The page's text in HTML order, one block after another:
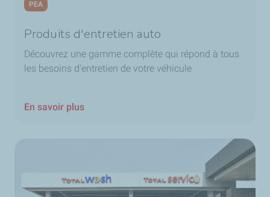
PEA
Produits d'entretien auto
Découvrez une gamme complète qui répond à tous
les besoins d'entretien de votre véhicule
En savoir plus